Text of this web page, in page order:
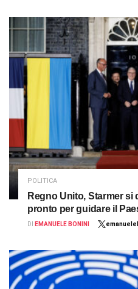
POLITICA
Regno Unito, Starmer si
pronto per guidare il
DI EMANUELE BONINI